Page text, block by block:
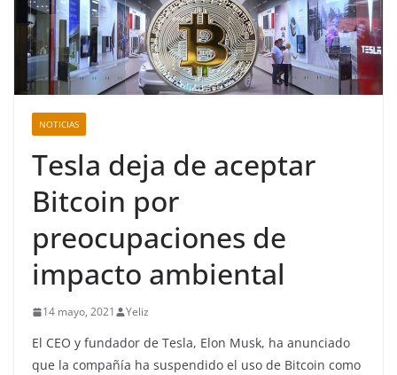
NOTICIAS
Tesla deja de aceptar
Bitcoin por
preocupaciones de
impacto ambiental
14 mayo, 2021 Yeliz
El CEO y fundador de Tesla, Elon Musk, ha anunciado
que la compañía ha suspendido el uso de Bitcoin como